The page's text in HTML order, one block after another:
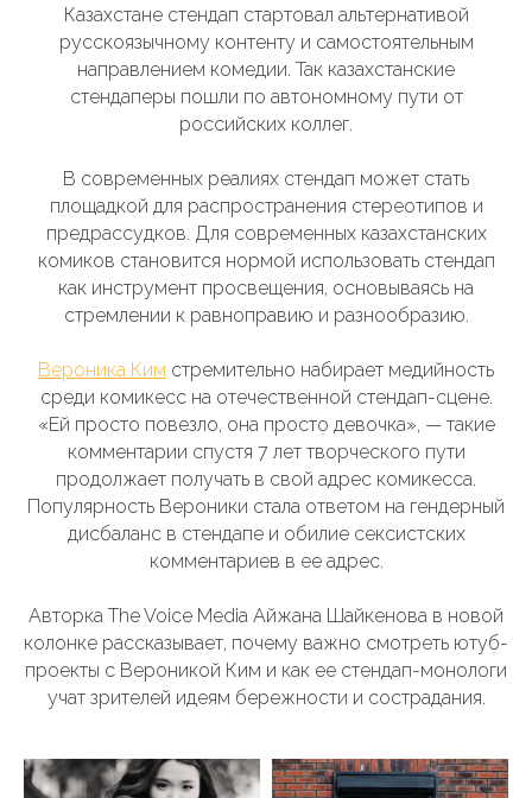
Казахстане стендап стартовал альтернативой
русскоязычному контенту и самостоятельным
направлением комедии. Так казахстанские
стендаперы пошли по автономному пути от
российских коллег.
В современных реалиях стендап может стать
площадкой для распространения стереотипов и
предрассудков. Для современных казахстанских
комиков становится нормой использовать стендап
как инструмент просвещения, основываясь на
стремлении к равноправию и разнообразию.
Вероника Ким стремительно набирает медийность
среди комикесс на отечественной стендап-сцене.
«Ей просто повезло, она просто девочка», — такие
комментарии спустя 7 лет творческого пути
продолжает получать в свой адрес комикесса.
Популярность Вероники стала ответом на гендерный
дисбаланс в стендапе и обилие сексистских
комментариев в ее адрес.
Авторка The Voice Media Айжана Шайкенова в новой
колонке рассказывает, почему важно смотреть ютуб-
проекты с Вероникой Ким и как ее стендап-монологи
учат зрителей идеям бережности и сострадания.